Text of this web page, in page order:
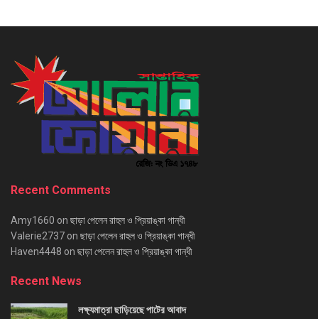
Recent Comments
Amy1660 on ছাড়া পেলেন রাহুল ও প্রিয়াঙ্কা গান্ধী
Valerie2737 on ছাড়া পেলেন রাহুল ও প্রিয়াঙ্কা গান্ধী
Haven4448 on ছাড়া পেলেন রাহুল ও প্রিয়াঙ্কা গান্ধী
Recent News
লক্ষ্যমাত্রা ছাড়িয়েছে পাটের আবাদ